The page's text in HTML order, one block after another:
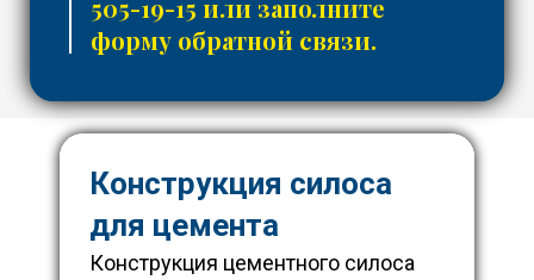
505-19-15 или заполните
форму обратной связи.
Конструкция силоса
для цемента
Конструкция цементного силоса